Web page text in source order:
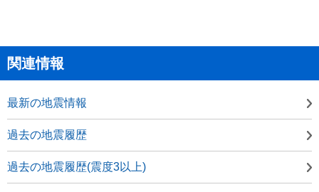
関連情報
最新の地震情報
過去の地震履歴
過去の地震履歴(震度3以上)